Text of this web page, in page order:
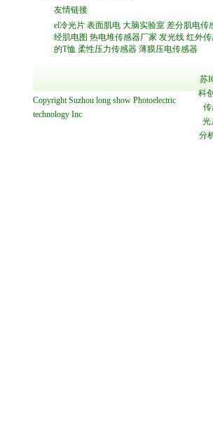
友情链接
el冷光片 表面肌电 大脑实验室 差分肌电传
经肌电图 热电堆传感器厂家 发光线 红外
的T恤 柔性压力传感器 薄膜压电传感器
CopyrightSuzhou long show Photoelectric
technology Inc
苏
科
光
分